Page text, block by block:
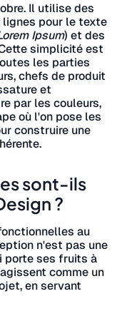
Il utilise des
pour le texte
Ipsum) et des
simplicité est
les parties
chefs de produit
et
par les couleurs,
où l'on pose les
construire une
sont-ils
?
au
n'est pas une
porte ses fruits à
comme un
en servant